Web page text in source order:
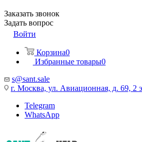
Заказать звонок
Задать вопрос
Войти
Корзина0
Избранные товары0
s@sant.sale
г. Москва, ул. Авиационная, д. 69, 2
Telegram
WhatsApp